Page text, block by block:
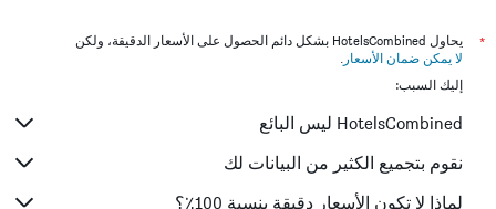
*
يحاول HotelsCombined بشكل دائم الحصول على الأسعار الدقيقة، ولكن
لا يمكن ضمان الأسعار .
إليك السبب:
HotelsCombined ليس البائع
نقوم بتجميع الكثير من البيانات لك
لماذا لا تكون الأسعار دقيقة بنسبة 100٪؟